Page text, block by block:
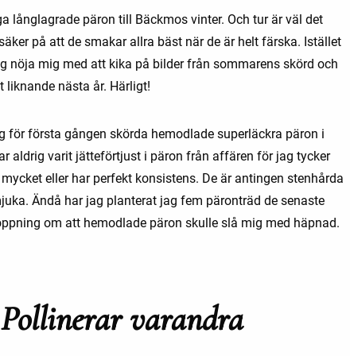
långlagrade päron till Bäckmos vinter. Och tur är väl det
på att de smakar allra bäst när de är helt färska. Istället
nöja mig med att kika på bilder från sommarens skörd och
liknande nästa år. Härligt!
för första gången skörda hemodlade superläckra päron i
aldrig varit jätteförtjust i päron från affären för jag tycker
eller har perfekt konsistens. De är antingen stenhårda
Ändå har jag planterat jag fem päronträd de senaste
om att hemodlade päron skulle slå mig med häpnad.
Pollinerar varandra